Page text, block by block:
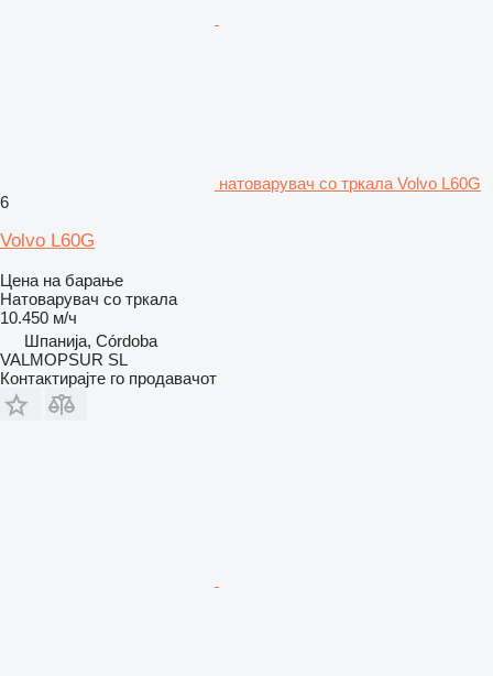
натоварувач со тркала Volvo L60G
6
Volvo L60G
Цена на барање
Натоварувач со тркала
10.450 м/ч
Шпанија, Córdoba
VALMOPSUR SL
Контактирајте го продавачот